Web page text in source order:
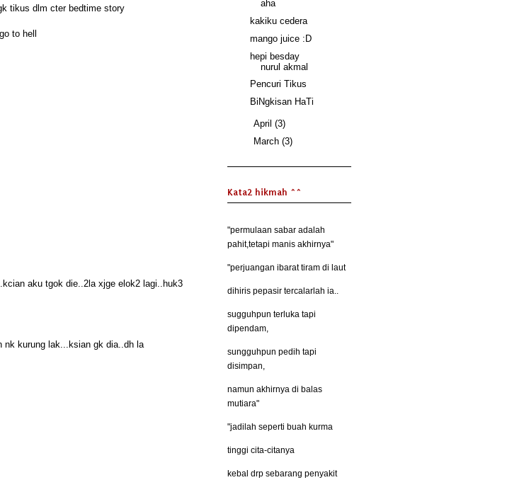
tikus dlm cter bedtime story
to hell
aku tgok die..2la xjge elok2 lagi..huk3
nk kurung lak...ksian gk dia..dh la
aha
kakiku cedera
mango juice :D
hepi besday
nurul akmal
Pencuri Tikus
BiNgkisan HaTi
April (3)
March (3)
Kata2 hikmah ^^
"permulaan sabar adalah
pahit,tetapi manis akhirnya"
"perjuangan ibarat tiram di laut
dihiris pepasir tercalarlah ia..
sugguhpun terluka tapi
dipendam,
sungguhpun pedih tapi
disimpan,
namun akhirnya di balas
mutiara"
"jadilah seperti buah kurma
tinggi cita-citanya
kebal drp sebarang penyakit